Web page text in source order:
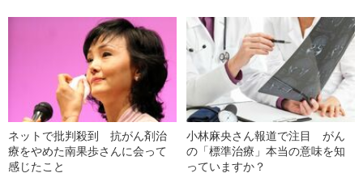
ネットで批判殺到 抗がん剤治
療をやめた南果歩さんに会って
感じたこと
小林麻央さん報道で注目 がん
の「標準治療」本当の意味を知
っていますか？